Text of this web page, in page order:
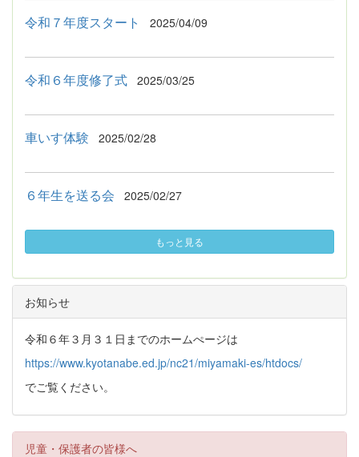
令和７年度スタート 2025/04/09
令和６年度修了式 2025/03/25
車いす体験 2025/02/28
６年生を送る会 2025/02/27
もっと見る
お知らせ
令和６年３月３１日までのホームぺージは
https://www.kyotanabe.ed.jp/nc21/miyamaki-es/htdocs/
でご覧ください。
児童・保護者の皆様へ